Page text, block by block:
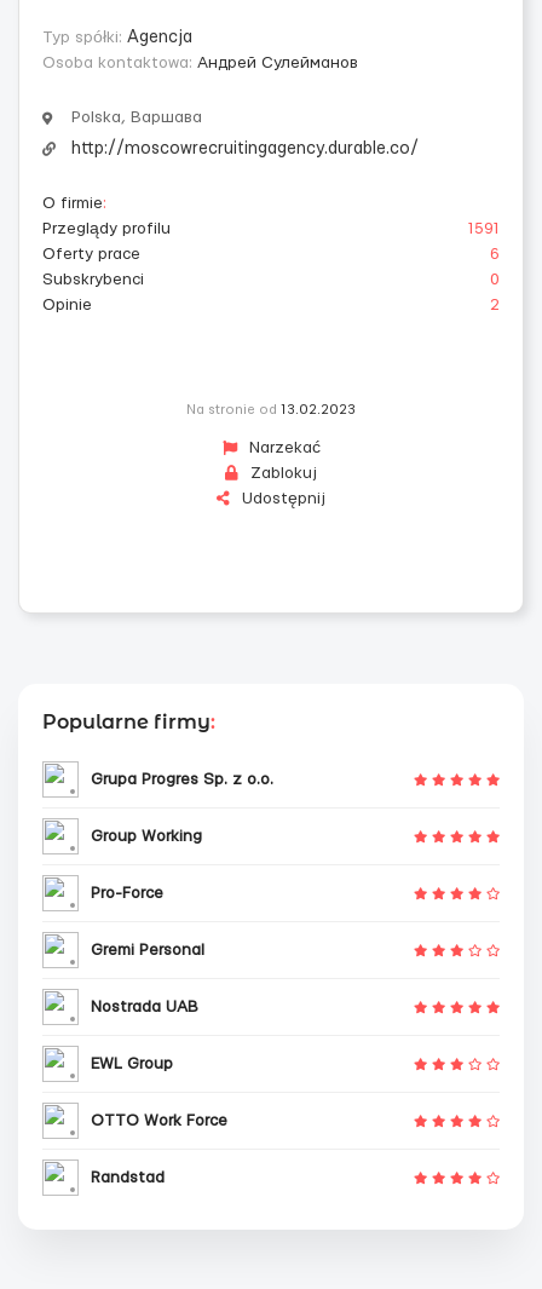
Typ spółki: Agencja
Osoba kontaktowa: Андрей Сулейманов
Polska, Варшава
http://moscowrecruitingagency.durable.co/
O firmie:
Przeglądy profilu
1591
Oferty prace
6
Subskrybenci
0
Opinie
2
Na stronie od 13.02.2023
Narzekać
Zablokuj
Udostępnij
Popularne firmy:
Grupa Progres Sp. z o.o.
Group Working
Pro-Force
Gremi Personal
Nostrada UAB
EWL Group
OTTO Work Force
Randstad